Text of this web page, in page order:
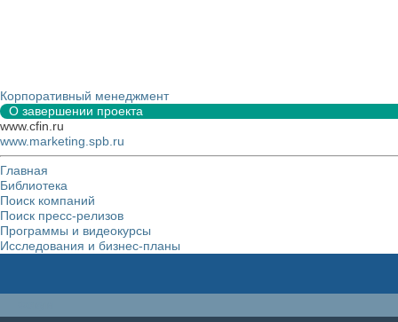
Корпоративный менеджмент
О завершении проекта
www.cfin.ru
www.marketing.spb.ru
Главная
Библиотека
Поиск компаний
Поиск пресс-релизов
Программы и видеокурсы
Исследования и бизнес-планы